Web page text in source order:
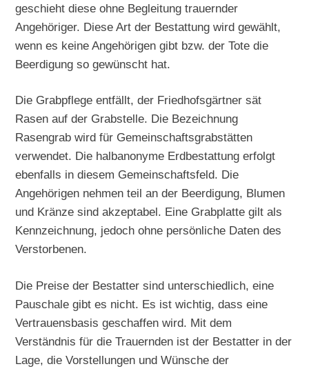
geschieht diese ohne Begleitung trauernder
Angehöriger. Diese Art der Bestattung wird gewählt,
wenn es keine Angehörigen gibt bzw. der Tote die
Beerdigung so gewünscht hat.
Die Grabpflege entfällt, der Friedhofsgärtner sät
Rasen auf der Grabstelle. Die Bezeichnung
Rasengrab wird für Gemeinschaftsgrabstätten
verwendet. Die halbanonyme Erdbestattung erfolgt
ebenfalls in diesem Gemeinschaftsfeld. Die
Angehörigen nehmen teil an der Beerdigung, Blumen
und Kränze sind akzeptabel. Eine Grabplatte gilt als
Kennzeichnung, jedoch ohne persönliche Daten des
Verstorbenen.
Die Preise der Bestatter sind unterschiedlich, eine
Pauschale gibt es nicht. Es ist wichtig, dass eine
Vertrauensbasis geschaffen wird. Mit dem
Verständnis für die Trauernden ist der Bestatter in der
Lage, die Vorstellungen und Wünsche der